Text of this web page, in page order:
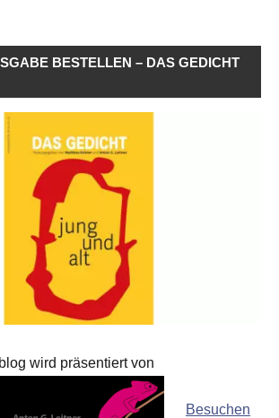
BESTELLEN – DAS GEDICHT
wird präsentiert von
Besuchen